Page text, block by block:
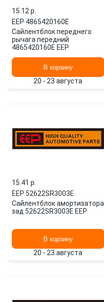
15.12 p.
EEP·4865420160E
Сайлентблок переднего
рычага передний
4865420160E EEP
В корзину
20 - 23 августа
15.41 p.
EEP·52622SR3003E
Сайлентблок амортизатора
зад 52622SR3003E EEP
В корзину
20 - 23 августа